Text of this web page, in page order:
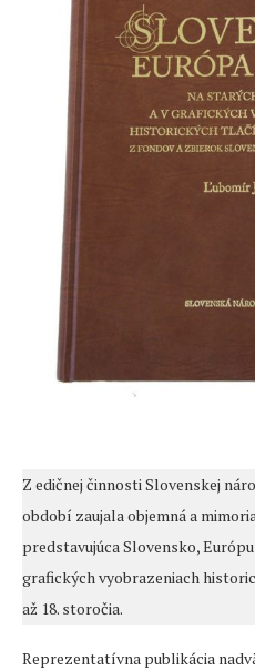
Z edičnej činnosti Slovenskej
období zaujala objemná a
predstavujúca Slovensko,
grafických vyobrazeniach
až 18. storočia.
Reprezentatívna publikácia